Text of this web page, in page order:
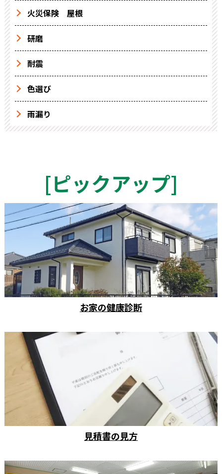
火災保険 屋根
研磨
耐震
色選び
雨漏り
[ピックアップ]
お家の健康診断
見積書の見方